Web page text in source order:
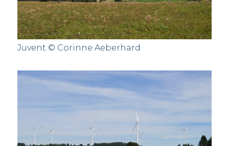
Juvent © Corinne Aeberhard